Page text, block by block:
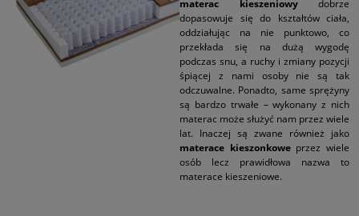
materac kieszeniowy dobrze
dopasowuje się do kształtów ciała,
oddziałując na nie punktowo, co
przekłada się na dużą wygodę
podczas snu, a ruchy i zmiany pozycji
śpiącej z nami osoby nie są tak
odczuwalne. Ponadto, same sprężyny
są bardzo trwałe – wykonany z nich
materac może służyć nam przez wiele
lat. Inaczej są zwane również jako
materace kieszonkoweprzez wiele
osób lecz prawidłowa nazwa to
materace kieszeniowe.